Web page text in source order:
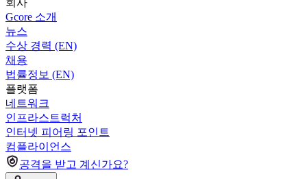
회사
Gcore 소개
뉴스
수상 경력 (EN)
채용
법률정보 (EN)
플랫폼
네트워크
인프라스트럭처
인터넷 피어링 포인트
컴플라이언스
공격을 받고 계신가요?